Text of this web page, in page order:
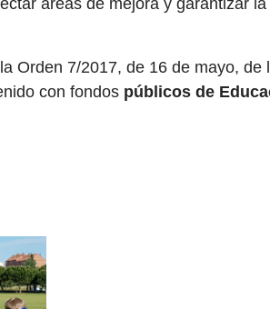
Orden 7/2017, de 16 de mayo,
con fondos públicos de